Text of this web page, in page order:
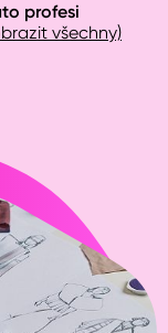
profesi
všechny)